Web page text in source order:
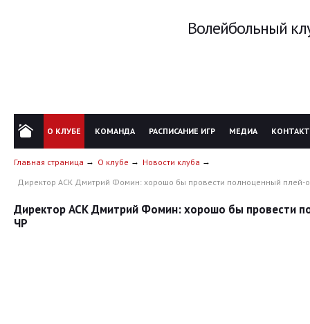
Волейбольный
О КЛУБЕ КОМАНДА РАСПИСАНИЕ ИГР МЕДИА
Главная страница О клубе
Новости клуба
Директор АСК Дмитрий Фомин: хорошо бы провести полноценный плей-
Директор АСК Дмитрий Фомин: хорошо бы провести
ЧР